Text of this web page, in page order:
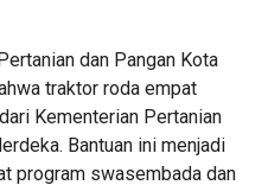
dan Pangan Kota
traktor roda empat
Kementerian Pertanian
Bantuan ini menjadi
program swasembada dan